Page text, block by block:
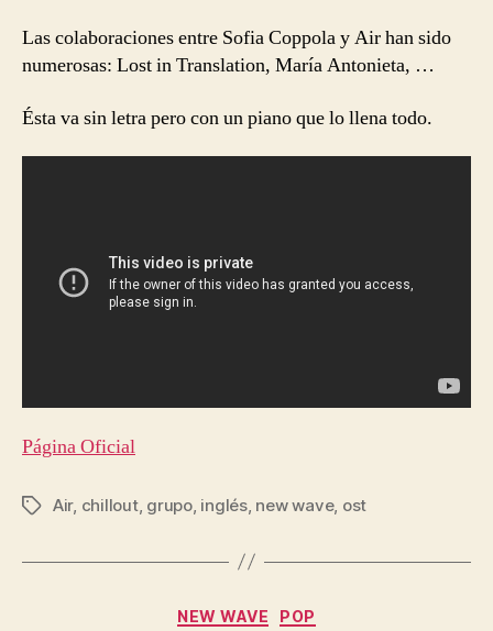
Las colaboraciones entre Sofia Coppola y Air han sido
numerosas: Lost in Translation, María Antonieta, …
Ésta va sin letra pero con un piano que lo llena todo.
Página Oficial
Etiquetas
Air, chillout, grupo, inglés, new wave, ost
Categorías
NEW WAVE POP